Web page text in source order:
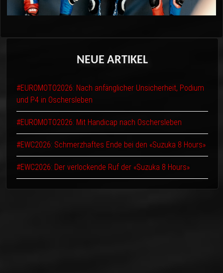
NEUE ARTIKEL
#EUROMOTO2026: Nach anfänglicher Unsicherheit, Podium
und P4 in Oschersleben
#EUROMOTO2026: Mit Handicap nach Oschersleben
#EWC2026: Schmerzhaftes Ende bei den «Suzuka 8 Hours»
#EWC2026: Der verlockende Ruf der «Suzuka 8 Hours»